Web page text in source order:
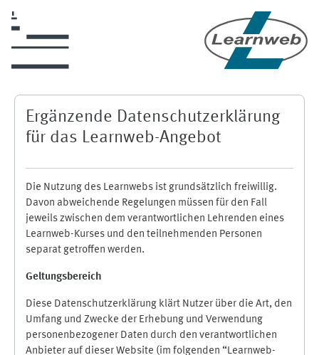
Ergänzende Datenschutzerklärung
für das Learnweb-Angebot
Die Nutzung des Learnwebs ist grundsätzlich freiwillig.
Davon abweichende Regelungen müssen für den Fall
jeweils zwischen dem verantwortlichen Lehrenden eines
Learnweb-Kurses und den teilnehmenden Personen
separat getroffen werden.
Geltungsbereich
Diese Datenschutzerklärung klärt Nutzer über die Art, den
Umfang und Zwecke der Erhebung und Verwendung
personenbezogener Daten durch den verantwortlichen
Anbieter auf dieser Website (im folgenden “Learnweb-